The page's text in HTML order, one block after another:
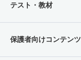
テスト・教材
保護者向けコンテンツ